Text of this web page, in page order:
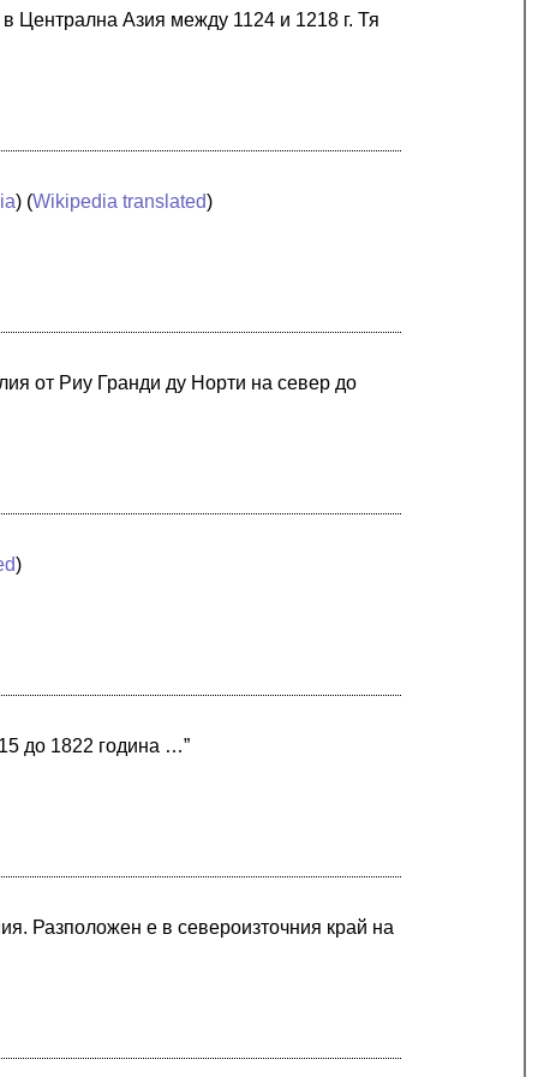
Централна Азия между 1124 и 1218 г. Тя
) (Wikipedia translated)
от Риу Гранди ду Норти на север до
)
до 1822 година …”
Разположен е в североизточния край на